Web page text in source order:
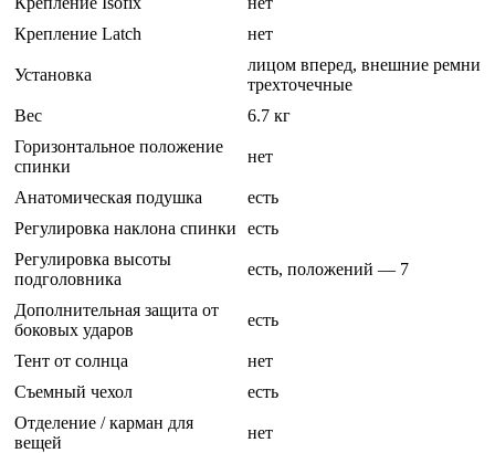
Крепление Latch
нет
Установка
лицом вперед, внешние ремни
трехточечные
Вес
6.7 кг
Горизонтальное положение
спинки
нет
Анатомическая подушка
есть
Регулировка наклона спинки
есть
Регулировка высоты
подголовника
есть, положений — 7
Дополнительная защита от
боковых ударов
есть
Тент от солнца
нет
Съемный чехол
есть
Отделение / карман для
вещей
нет